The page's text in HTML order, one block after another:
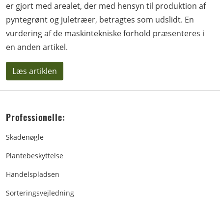
er gjort med arealet, der med hensyn til produktion af
pyntegrønt og juletræer, betragtes som udslidt. En
vurdering af de maskintekniske forhold præsenteres i
en anden artikel.
Læs artiklen
Professionelle:
Skadenøgle
Plantebeskyttelse
Handelspladsen
Sorteringsvejledning